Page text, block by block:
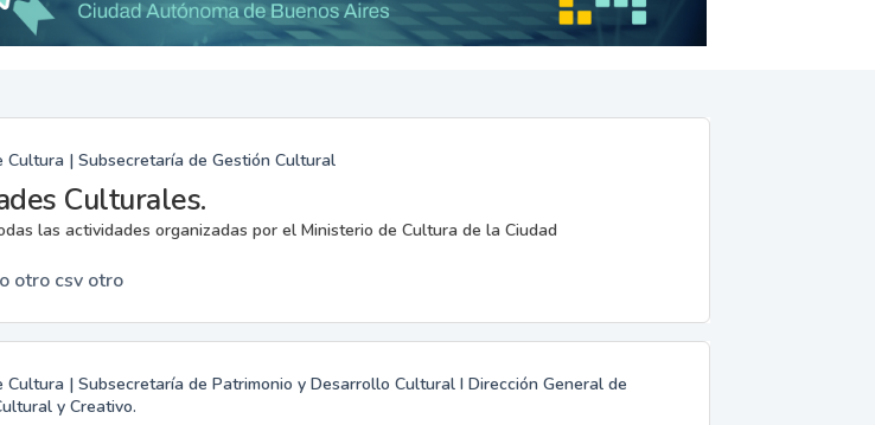
Cultura | Subsecretaría de Gestión Cultural
Culturales.
las actividades organizadas por el Ministerio de Cultura de la Ciudad
otro csv otro
Cultura | Subsecretaría de Patrimonio y Desarrollo Cultural I Dirección General de
y Creativo.